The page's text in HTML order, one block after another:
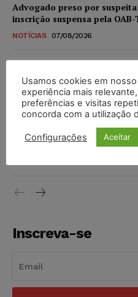
Advogado preso por
inscrição suspensa pela OAB-
NOTÍCIAS 07/08/2026
novos para pessoas com
níveis
DIREITO TRIBUTÁRIO 07/08/2026
Justiça do Trabalho mantém
vendia canetas
Inscreva-se
Usamos cookies em
experiência mais
preferências e visitas
concorda com a utilização
Configurações Aceitar